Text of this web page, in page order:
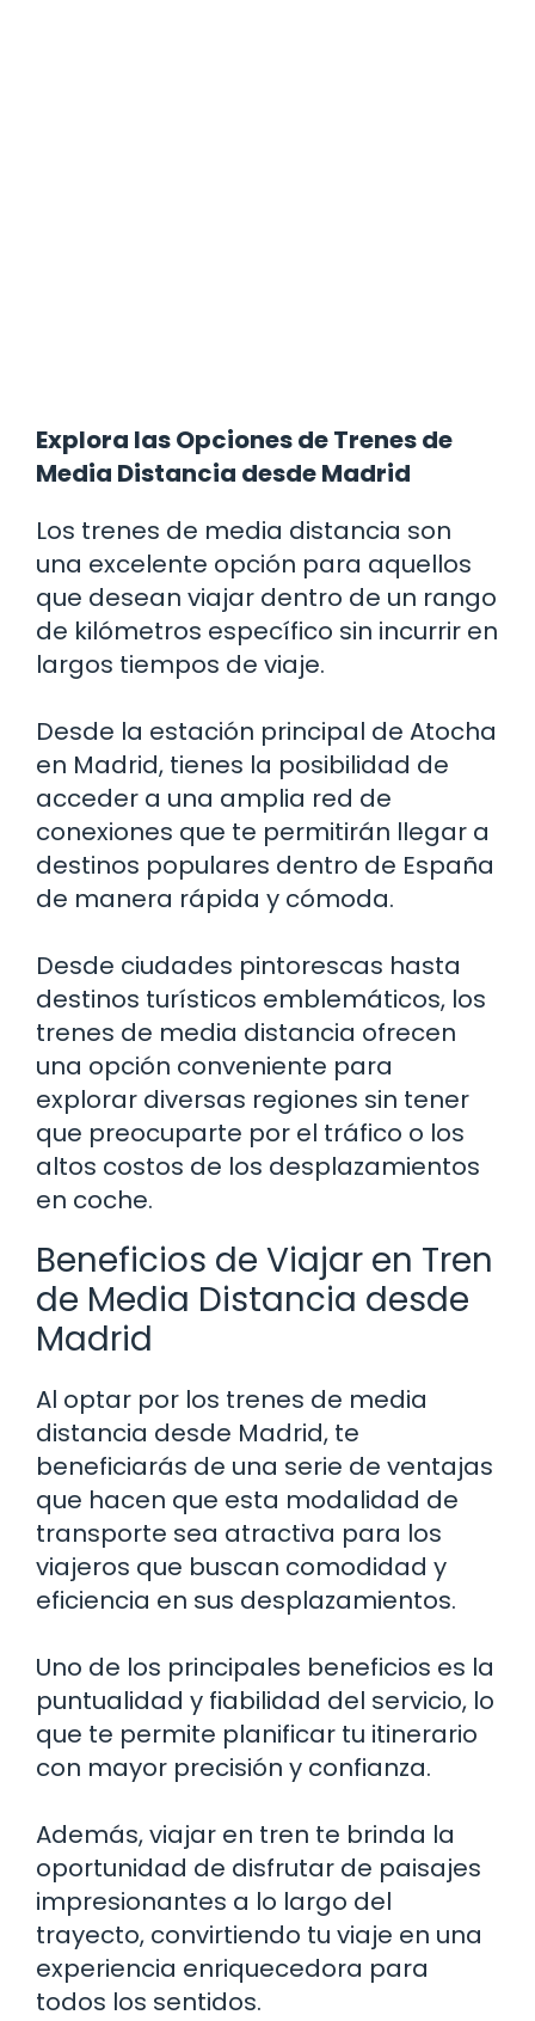
Explora las Opciones de Trenes de
Media Distancia desde Madrid
Los trenes de media distancia son
una excelente opción para aquellos
que desean viajar dentro de un rango
de kilómetros específico sin incurrir en
largos tiempos de viaje.
Desde la estación principal de Atocha
en Madrid, tienes la posibilidad de
acceder a una amplia red de
conexiones que te permitirán llegar a
destinos populares dentro de España
de manera rápida y cómoda.
Desde ciudades pintorescas hasta
destinos turísticos emblemáticos, los
trenes de media distancia ofrecen
una opción conveniente para
explorar diversas regiones sin tener
que preocuparte por el tráfico o los
altos costos de los desplazamientos
en coche.
Beneficios de Viajar en Tren
de Media Distancia desde
Madrid
Al optar por los trenes de media
distancia desde Madrid, te
beneficiarás de una serie de ventajas
que hacen que esta modalidad de
transporte sea atractiva para los
viajeros que buscan comodidad y
eficiencia en sus desplazamientos.
Uno de los principales beneficios es la
puntualidad y fiabilidad del servicio, lo
que te permite planificar tu itinerario
con mayor precisión y confianza.
Además, viajar en tren te brinda la
oportunidad de disfrutar de paisajes
impresionantes a lo largo del
trayecto, convirtiendo tu viaje en una
experiencia enriquecedora para
todos los sentidos.